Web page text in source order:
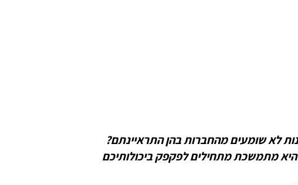
לא שומעים מהחברות בהן התראיינתם?
מתמשכת מתחילים לפקפק ביכולותיכם